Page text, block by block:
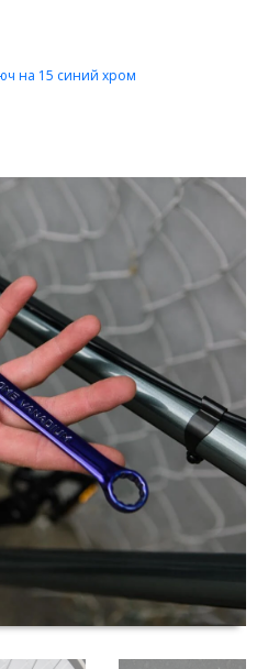
на 15 синий хром